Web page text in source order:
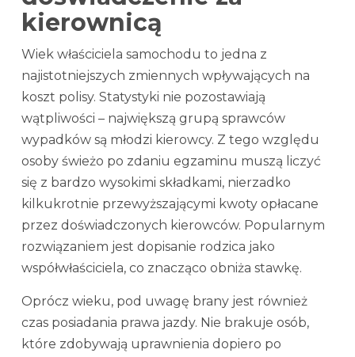
kierownicą
Wiek właściciela samochodu to jedna z
najistotniejszych zmiennych wpływających na
koszt polisy. Statystyki nie pozostawiają
wątpliwości – największą grupą sprawców
wypadków są młodzi kierowcy. Z tego względu
osoby świeżo po zdaniu egzaminu muszą liczyć
się z bardzo wysokimi składkami, nierzadko
kilkukrotnie przewyższającymi kwoty opłacane
przez doświadczonych kierowców. Popularnym
rozwiązaniem jest dopisanie rodzica jako
współwłaściciela, co znacząco obniża stawkę.
Oprócz wieku, pod uwagę brany jest również
czas posiadania prawa jazdy. Nie brakuje osób,
które zdobywają uprawnienia dopiero po